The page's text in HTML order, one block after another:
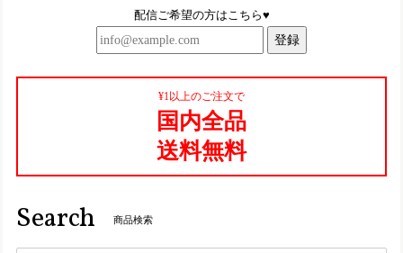
とっても可愛いです〜！これからたくさん履きますー
アイボリーブラック（IVBL）S／22.5cm
2025/08/27
2025/06/17
配信ご希望の方はこちら♥
登録
¥1以上のご注文で
国内全品
送料無料
Search 商品検索